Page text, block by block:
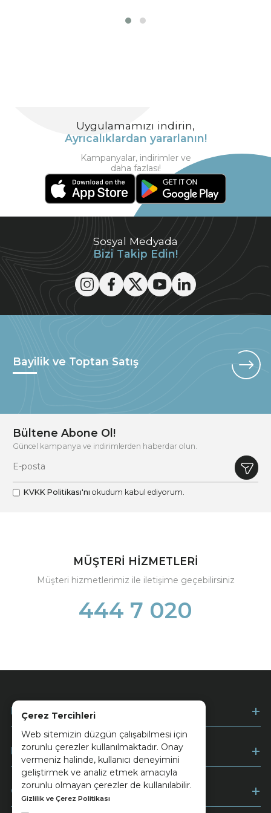
Çerez Tercihleri
Web sitemizin düzgün çalışabilmesi için
zorunlu çerezler kullanılmaktadır. Onay
vermeniz halinde, kullanıcı deneyimini
geliştirmek ve analiz etmek amacıyla
zorunlu olmayan çerezler de kullanılabilir.
Gizlilik ve Çerez Politikası
Sosyal Medyada
Bizi Takip Edin!
Uygulamamızı indirin,
Ayrıcalıklardan yararlanın!
Kampanyalar, indirimler ve
daha fazlası!
Bayilik ve Toptan Satış
Bültene Abone Ol!
Güncel kampanya ve indirimlerden haberdar olun.
KVKK Politikası'nı okudum kabul ediyorum.
MÜŞTERİ HİZMETLERİ
Müşteri hizmetlerimiz ile iletişime geçebilirsiniz
444 7 020
Kurumsal
Müşteri Hizmetleri
Ödeme